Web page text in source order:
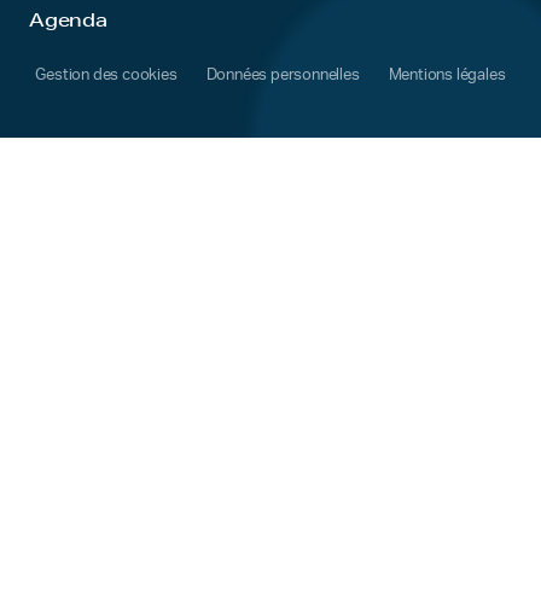
Agenda
Gestion des cookies Données personnelles Mentions légales